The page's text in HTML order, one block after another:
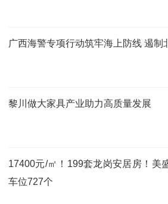
广西海警专项行动筑牢海上防线 遏制
黎川做大家具产业助力高质量发展
17400元/㎡！199套龙岗安居房！美
车位727个